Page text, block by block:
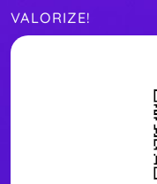
VALORIZE!